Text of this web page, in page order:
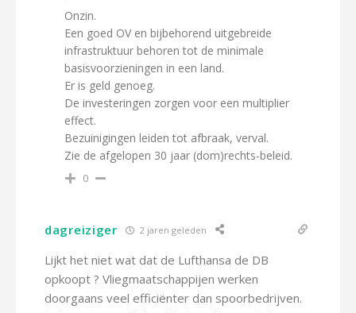
Onzin.
Een goed OV en bijbehorend uitgebreide
infrastruktuur behoren tot de minimale
basisvoorzieningen in een land.
Er is geld genoeg.
De investeringen zorgen voor een multiplier
effect.
Bezuinigingen leiden tot afbraak, verval.
Zie de afgelopen 30 jaar (dom)rechts-beleid.
0
dagreiziger 2 jaren geleden
Lijkt het niet wat dat de Lufthansa de DB
opkoopt ? Vliegmaatschappijen werken
doorgaans veel efficiënter dan spoorbedrijven.